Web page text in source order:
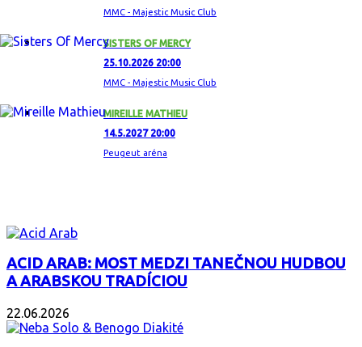
MMC - Majestic Music Club
SISTERS OF MERCY
25.10.2026 20:00
MMC - Majestic Music Club
MIREILLE MATHIEU
14.5.2027 20:00
Peugeut aréna
ACID ARAB: MOST MEDZI TANEČNOU HUDBOU
A ARABSKOU TRADÍCIOU
22.06.2026